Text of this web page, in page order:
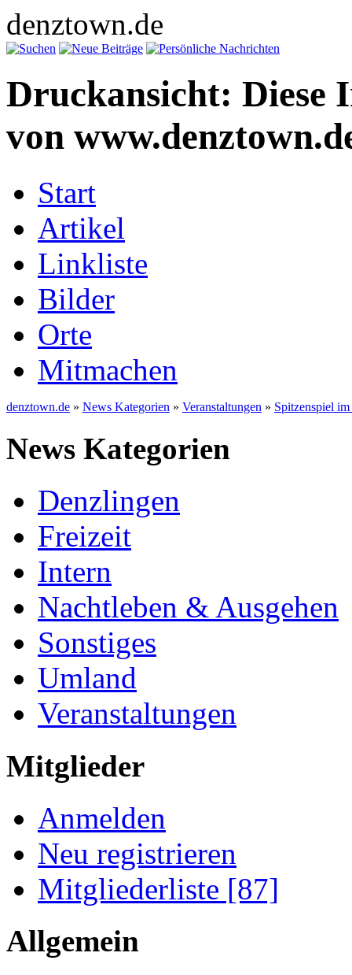
denztown.de
Druckansicht: Diese
von
Start
Artikel
Linkliste
Bilder
Orte
Mitmachen
denztown.de » News Kategorien » Veranstaltungen » Spitzenspiel
News Kategorien
Denzlingen
Freizeit
Intern
Nachtleben & Ausgehen
Sonstiges
Umland
Veranstaltungen
Mitglieder
Anmelden
Neu registrieren
Mitgliederliste [87]
Allgemein